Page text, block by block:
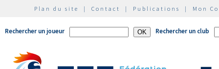
Plan du site | Contact | Publications | Mon
Rechercher un joueur Rechercher un club